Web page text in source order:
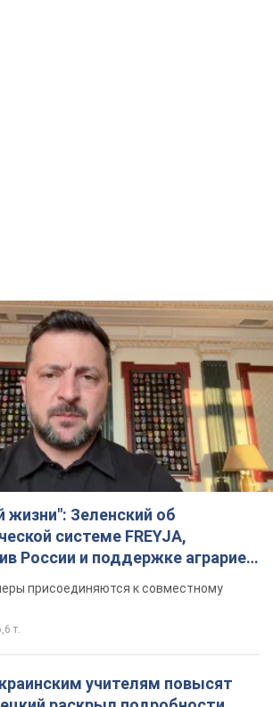
Зеленский об
системе FREYJA,
России и поддержке аграриев.
присоединяются к совместному
т.
учителям повысят